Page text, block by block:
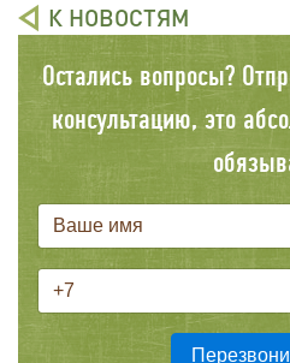
К НОВОСТЯМ
Остались вопросы?
консультацию, это